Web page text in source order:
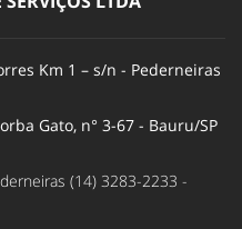
Km 1 – s/n - Pederneiras
Gato, n° 3-67 - Bauru/SP
(14) 3283-2233 -